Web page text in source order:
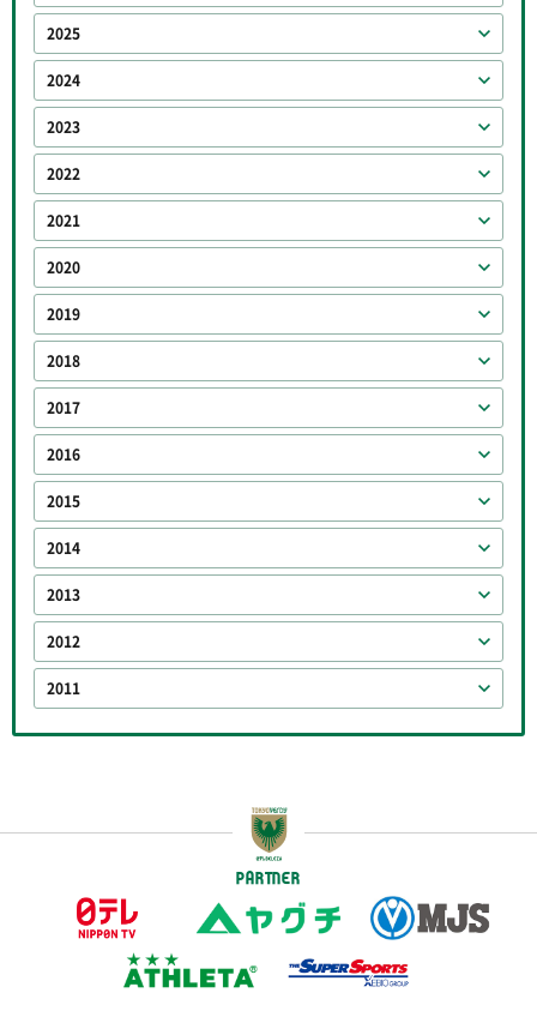
2025
2024
2023
2022
2021
2020
2019
2018
2017
2016
2015
2014
2013
2012
2011
PARTNER